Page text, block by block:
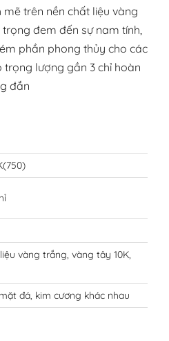
trên nền chất liệu vàng
đem đến sự nam tính,
phần phong thủy cho các
lượng gần 3 chỉ hoàn
đắn
vàng trắng, vàng tây 10K,
đá, kim cương khác nhau